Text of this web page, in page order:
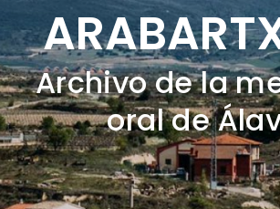
Archivo de la
oral de